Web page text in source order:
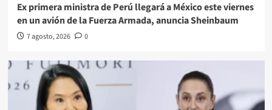
Ex primera ministra de Perú llegará a México este viernes
en un avión de la Fuerza Armada, anuncia Sheinbaum
7 agosto, 2026 0